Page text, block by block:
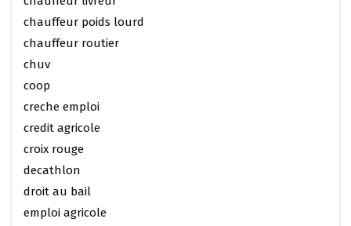
chauffeur poids lourd
chauffeur routier
chuv
coop
creche emploi
credit agricole
croix rouge
decathlon
droit au bail
emploi agricole